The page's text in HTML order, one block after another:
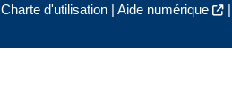
Charte d'utilisation| Aide numérique |